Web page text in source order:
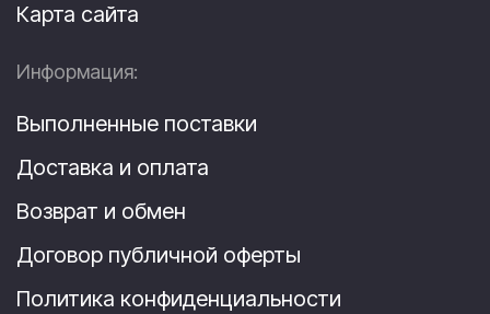
Карта сайта
Информация:
Выполненные поставки
Доставка и оплата
Возврат и обмен
Договор публичной оферты
Политика конфиденциальности